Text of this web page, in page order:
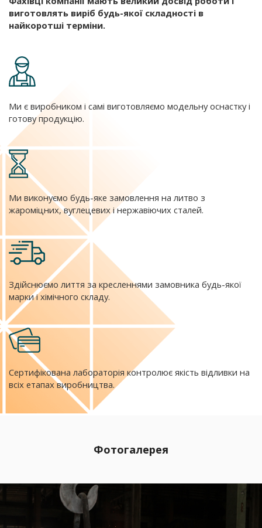
виготовлять виріб будь-якої складності в
найкоротші терміни.
Ми є виробником і самі виготовляємо модельну оснастку і
готову продукцію.
Ми виконуємо будь-яке замовлення на литво з
жароміцних, вуглецевих і нержавіючих сталей.
Здійснюємо лиття за кресленнями замовника будь-якої
марки і хімічного складу.
Сертифікована лабораторія контролює якість відливки на
всіх етапах виробництва.
Фотогалерея